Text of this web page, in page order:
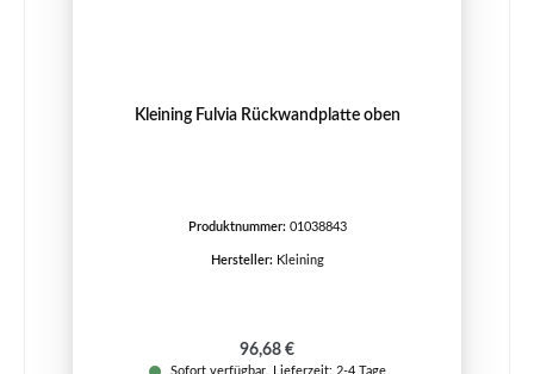
Kleining Fulvia Rückwandplatte oben
Produktnummer: 01038843
Hersteller: Kleining
Regulärer Preis:
96,68 €